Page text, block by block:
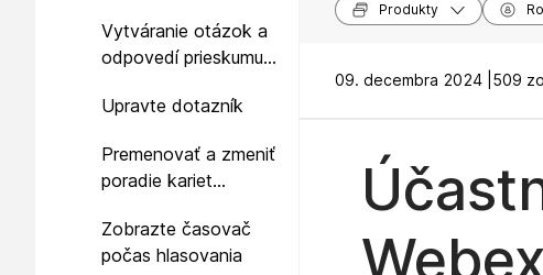
Vytváranie otázok a
odpovedí prieskumu
Upravte dotazník
Premenovať a zmeniť
poradie kariet
Zobrazte časovač
počas hlasovania
Produkty
09. decembra 2024 | 509
Webex